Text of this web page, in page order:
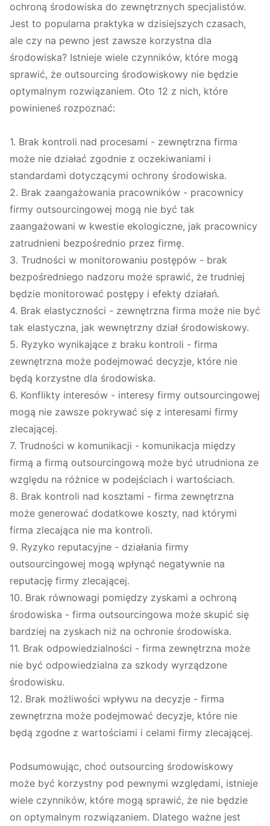
ochroną środowiska do zewnętrznych specjalistów.
Jest to popularna praktyka w dzisiejszych czasach,
ale czy na pewno jest zawsze korzystna dla
środowiska? Istnieje wiele czynników, które mogą
sprawić, że outsourcing środowiskowy nie będzie
optymalnym rozwiązaniem. Oto 12 z nich, które
powinieneś rozpoznać:
1. Brak kontroli nad procesami - zewnętrzna firma
może nie działać zgodnie z oczekiwaniami i
standardami dotyczącymi ochrony środowiska.
2. Brak zaangażowania pracowników - pracownicy
firmy outsourcingowej mogą nie być tak
zaangażowani w kwestie ekologiczne, jak pracownicy
zatrudnieni bezpośrednio przez firmę.
3. Trudności w monitorowaniu postępów - brak
bezpośredniego nadzoru może sprawić, że trudniej
będzie monitorować postępy i efekty działań.
4. Brak elastyczności - zewnętrzna firma może nie być
tak elastyczna, jak wewnętrzny dział środowiskowy.
5. Ryzyko wynikające z braku kontroli - firma
zewnętrzna może podejmować decyzje, które nie
będą korzystne dla środowiska.
6. Konflikty interesów - interesy firmy outsourcingowej
mogą nie zawsze pokrywać się z interesami firmy
zlecającej.
7. Trudności w komunikacji - komunikacja między
firmą a firmą outsourcingową może być utrudniona ze
względu na różnice w podejściach i wartościach.
8. Brak kontroli nad kosztami - firma zewnętrzna
może generować dodatkowe koszty, nad którymi
firma zlecająca nie ma kontroli.
9. Ryzyko reputacyjne - działania firmy
outsourcingowej mogą wpłynąć negatywnie na
reputację firmy zlecającej.
10. Brak równowagi pomiędzy zyskami a ochroną
środowiska - firma outsourcingowa może skupić się
bardziej na zyskach niż na ochronie środowiska.
11. Brak odpowiedzialności - firma zewnętrzna może
nie być odpowiedzialna za szkody wyrządzone
środowisku.
12. Brak możliwości wpływu na decyzje - firma
zewnętrzna może podejmować decyzje, które nie
będą zgodne z wartościami i celami firmy zlecającej.
Podsumowując, choć outsourcing środowiskowy
może być korzystny pod pewnymi względami, istnieje
wiele czynników, które mogą sprawić, że nie będzie
on optymalnym rozwiązaniem. Dlatego ważne jest